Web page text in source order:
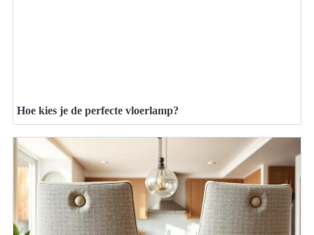
Hoe kies je de perfecte vloerlamp?